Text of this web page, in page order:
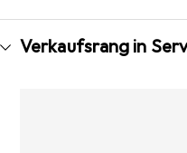
Verkaufsrang in